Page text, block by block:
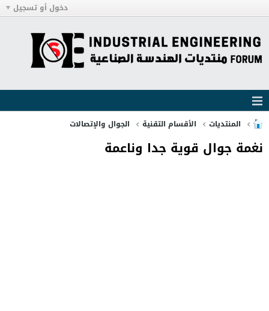
دخول أو تسجيل
المنتديات الأقسام التقنية الجوال والإتصالات
نغمة جوال قوية جدا وناعمة